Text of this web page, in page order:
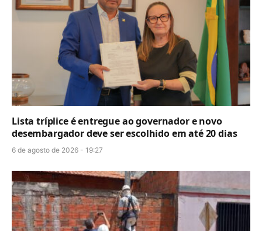
Lista tríplice é entregue ao governador e novo
desembargador deve ser escolhido em até 20 dias
6 de agosto de 2026 - 19:27